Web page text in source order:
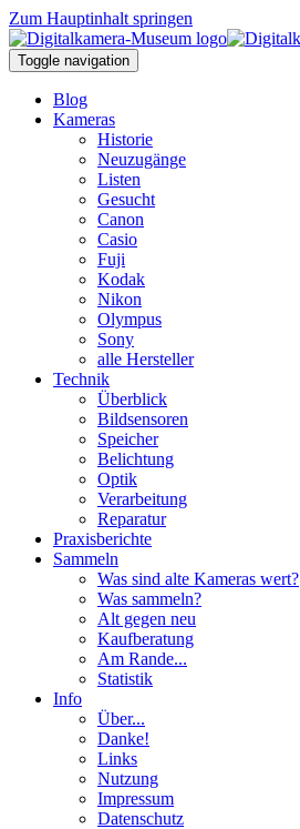
Zum Hauptinhalt springen
Toggle navigation
Blog
Kameras
Historie
Neuzugänge
Listen
Gesucht
Canon
Casio
Fuji
Kodak
Nikon
Olympus
Sony
alle Hersteller
Technik
Überblick
Bildsensoren
Speicher
Belichtung
Optik
Verarbeitung
Reparatur
Praxisberichte
Sammeln
Was sind alte Kameras wert?
Was sammeln?
Alt gegen neu
Kaufberatung
Am Rande...
Statistik
Info
Über...
Danke!
Links
Nutzung
Impressum
Datenschutz